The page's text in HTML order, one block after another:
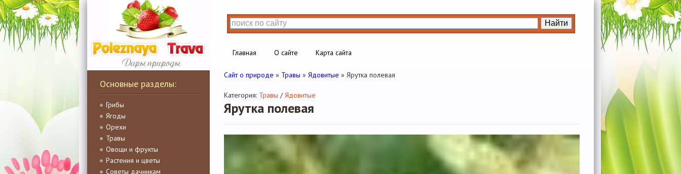
Главная О сайте Карта сайта
Основные разделы:
Грибы
Ягоды
Орехи
Травы
Овощи и фрукты
Растения и цветы
Советы дачникам
Сайт о природе » Травы » Ядовитые » Ярутка полевая
Категория: Травы /Ядовитые
Ярутка полевая